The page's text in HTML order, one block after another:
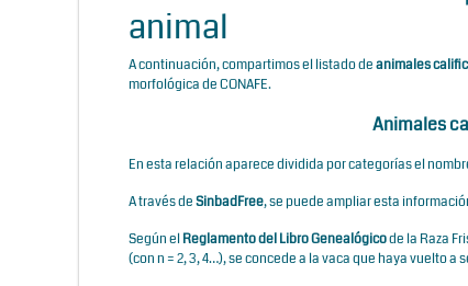
animal
A continuación, compartimos el listado deanimales
morfológica de CONAFE.
Animales
En esta relación aparece dividida por categorías el
A través deSinbadFree, se puede ampliar esta
Según elReglamento del Libro Genealógicode la Raza
(con n = 2, 3, 4…), se concede a la vaca que haya vuelto